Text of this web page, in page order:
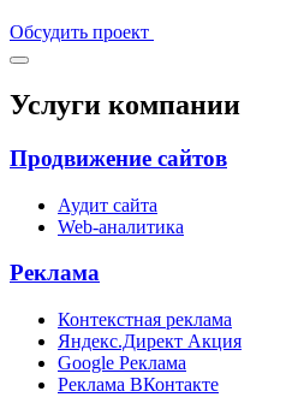
Обсудить проект
Услуги компании
Продвижение сайтов
Аудит сайта
Web-аналитика
Реклама
Контекстная реклама
Яндекс.Директ Акция
Google Реклама
Реклама ВКонтакте